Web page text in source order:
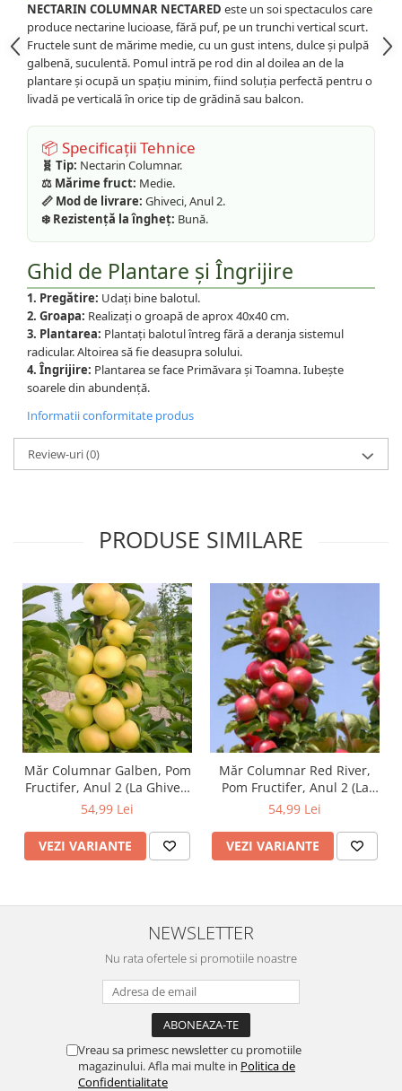
NECTARIN COLUMNAR NECTARED este un soi spectaculos care
produce nectarine lucioase, fără puf, pe un trunchi vertical scurt.
Fructele sunt de mărime medie, cu un gust intens, dulce și pulpă
galbenă, suculentă. Pomul intră pe rod din al doilea an de la
plantare și ocupă un spațiu minim, fiind soluția perfectă pentru o
livadă pe verticală în orice tip de grădină sau balcon.
📦 Specificații Tehnice
🧬 Tip: Nectarin Columnar.
⚖️ Mărime fruct: Medie.
📏 Mod de livrare: Ghiveci, Anul 2.
❄️ Rezistență la îngheț: Bună.
Ghid de Plantare și Îngrijire
1. Pregătire: Udați bine balotul.
2. Groapa: Realizați o groapă de aprox 40x40 cm.
3. Plantarea: Plantați balotul întreg fără a deranja sistemul
radicular. Altoirea să fie deasupra solului.
4. Îngrijire: Plantarea se face Primăvara și Toamna. Iubește
soarele din abundență.
Informatii conformitate produs
Review-uri(0)
PRODUSE SIMILARE
Măr Columnar Galben, Pom
Fructifer, Anul 2 (La Ghiveci
sau Rădăcină Liberă)
54,99 Lei
VEZI VARIANTE
Măr Columnar Red River,
Pom Fructifer, Anul 2 (La
Ghiveci sau Rădăcină
54,99 Lei
VEZI VARIANTE
NEWSLETTER
Nu rata ofertele si promotiile noastre
Vreau sa primesc newsletter cu promotiile
magazinului. Afla mai multe in Politica de
Confidentialitate